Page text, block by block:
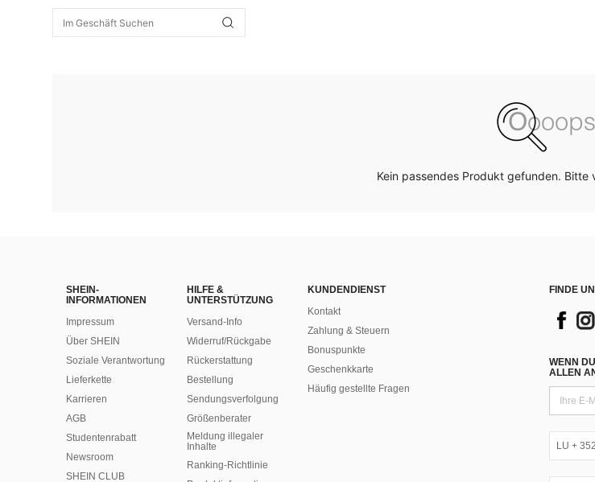
Kein passendes Produkt gefunden. Bitte
SHEIN-
INFORMATIONEN
Impressum
Über SHEIN
Soziale Verantwortung
Lieferkette
Karrieren
AGB
Studentenrabatt
Newsroom
SHEIN CLUB
HILFE &
UNTERSTÜTZUNG
Versand-Info
Widerruf/Rückgabe
Rückerstattung
Bestellung
Sendungsverfolgung
Größenberater
Meldung illegaler
Inhalte
Ranking-Richtlinie
KUNDENDIENST
Kontakt
Zahlung & Steuern
Bonuspunkte
Geschenkkarte
Häufig gestellte Fragen
FINDE
WENN
ALLEN
LU + 352